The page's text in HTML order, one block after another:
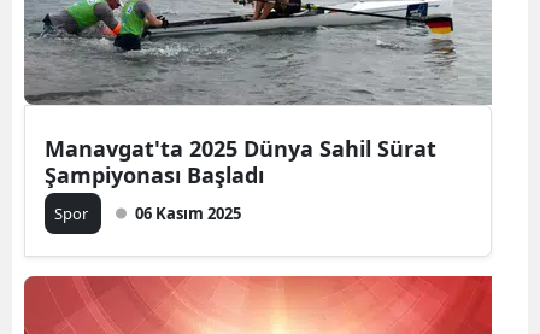
Manavgat'ta 2025 Dünya Sahil Sürat
Şampiyonası Başladı
Spor 06 Kasım 2025